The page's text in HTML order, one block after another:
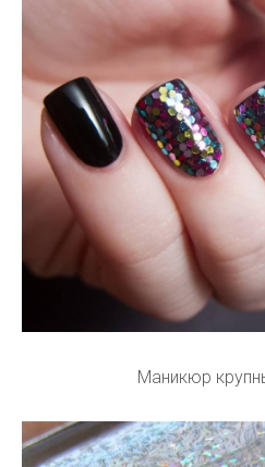
Маникюр